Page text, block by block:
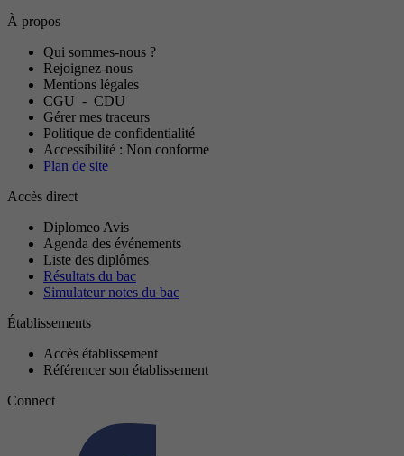
À propos
Qui sommes-nous ?
Rejoignez-nous
Mentions légales
CGU - CDU
Gérer mes traceurs
Politique de confidentialité
Accessibilité : Non conforme
Plan de site
Accès direct
Diplomeo Avis
Agenda des événements
Liste des diplômes
Résultats du bac
Simulateur notes du bac
Établissements
Accès établissement
Référencer son établissement
Connect